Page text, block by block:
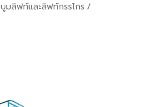
บูมลิฟท์และลิฟท์กรรไกร /